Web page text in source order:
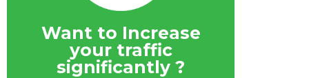
Want to Increase
your traffic
significantly ?